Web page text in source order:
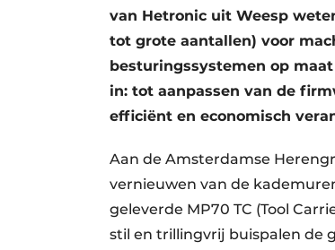
van Hetronic uit Weesp
tot grote aantallen) voor
besturingssystemen op
in: tot aanpassen van de
efficiënt en economisch
Aan de Amsterdamse
vernieuwen van de
geleverde MP70 TC (Tool
stil en trillingvrij buispalen de